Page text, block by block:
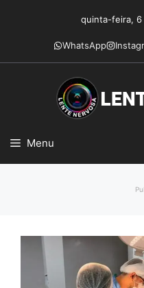
conteúdo
quinta-feira,
WhatsApp
Menu